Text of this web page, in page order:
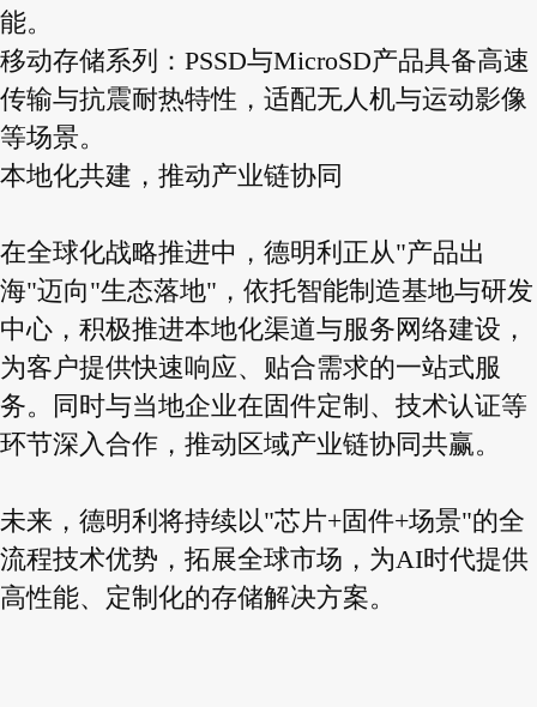
能。
移动存储系列：PSSD与MicroSD产品具备高速
传输与抗震耐热特性，适配无人机与运动影像
等场景。
本地化共建，推动产业链协同
在全球化战略推进中，德明利正从"产品出
海"迈向"生态落地"，依托智能制造基地与研发
中心，积极推进本地化渠道与服务网络建设，
为客户提供快速响应、贴合需求的一站式服
务。同时与当地企业在固件定制、技术认证等
环节深入合作，推动区域产业链协同共赢。
未来，德明利将持续以"芯片+固件+场景"的全
流程技术优势，拓展全球市场，为AI时代提供
高性能、定制化的存储解决方案。